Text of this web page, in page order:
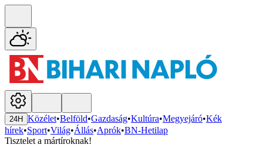
24H Közélet•Belföld•Gazdaság•Kultúra•Megyejáró•Kék
hírek•Sport•Világ•Állás•Aprók•BN-Hetilap
Tisztelet a mártíroknak!